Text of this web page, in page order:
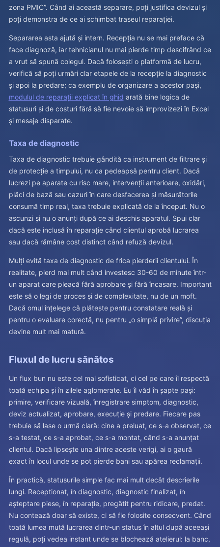
zona PMIC”. Când ai această separare, poți justifica devizul și
poți demonstra de ce ai schimbat traseul reparației.
Separarea asta ajută și intern. Recepția nu se mai preface că
face diagnoză, iar tehnicianul nu mai pierde timp descifrând ce
a vrut să spună colegul. Dacă folosești o platformă de lucru,
verifică să poți urmări clar etapele de la recepție la diagnostic
și apoi la predare; ca exemplu de organizare a acestor pași,
modulul de reparații explicat în ghid arată bine logica de
statusuri și de costuri fără să fie nevoie să improvizezi în Excel
și mesaje disparate.
Taxa de diagnostic
Taxa de diagnostic trebuie gândită ca instrument de filtrare și
de protecție a timpului, nu ca pedeapsă pentru client. Dacă
lucrezi pe aparate cu risc mare, intervenții anterioare, oxidări,
plăci de bază sau cazuri în care desfacerea și măsurătorile
consumă timp real, taxa trebuie explicată de la început. Nu o
ascunzi și nu o anunți după ce ai deschis aparatul. Spui clar
dacă este inclusă în reparație când clientul aprobă lucrarea
sau dacă rămâne cost distinct când refuză devizul.
Mulți evită taxa de diagnostic de frica pierderii clientului. În
realitate, pierd mai mult când investesc 30-60 de minute într-
un aparat care pleacă fără aprobare și fără încasare. Important
este să o legi de proces și de complexitate, nu de un moft.
Dacă omul înțelege că plătește pentru constatare reală și
pentru o evaluare corectă, nu pentru „o simplă privire”, discuția
devine mult mai matură.
Fluxul de lucru sănătos
Un flux bun nu este cel mai sofisticat, ci cel pe care îl respectă
toată echipa și în zilele aglomerate. Eu îl văd în șapte pași:
primire, verificare vizuală, înregistrare simptom, diagnostic,
deviz actualizat, aprobare, execuție și predare. Fiecare pas
trebuie să lase o urmă clară: cine a preluat, ce s-a observat, ce
s-a testat, ce s-a aprobat, ce s-a montat, când s-a anunțat
clientul. Dacă lipsește una dintre aceste verigi, ai o gaură
exact în locul unde se pot pierde bani sau apărea reclamații.
În practică, statusurile simple fac mai mult decât descrierile
lungi. Receptionat, în diagnostic, diagnostic finalizat, în
așteptare piese, în reparație, pregătit pentru ridicare, predat.
Nu contează doar să existe, ci să fie folosite consecvent. Când
toată lumea mută lucrarea dintr-un status în altul după aceeași
regulă, poți vedea instant unde se blochează atelierul: la banc,